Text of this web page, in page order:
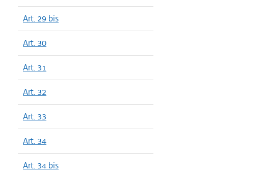
Art. 29 bis
Art. 30
Art. 31
Art. 32
Art. 33
Art. 34
Art. 34 bis